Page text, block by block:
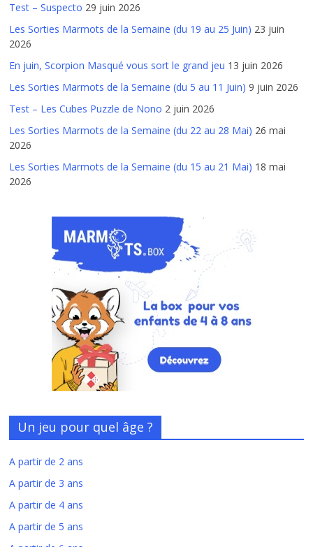
Test – Suspecto 29 juin 2026
Les Sorties Marmots de la Semaine (du 19 au 25 Juin) 23 juin
2026
En juin, Scorpion Masqué vous sort le grand jeu 13 juin 2026
Les Sorties Marmots de la Semaine (du 5 au 11 Juin) 9 juin 2026
Test – Les Cubes Puzzle de Nono 2 juin 2026
Les Sorties Marmots de la Semaine (du 22 au 28 Mai) 26 mai
2026
Les Sorties Marmots de la Semaine (du 15 au 21 Mai) 18 mai
2026
Un jeu pour quel âge ?
A partir de 2 ans
A partir de 3 ans
A partir de 4 ans
A partir de 5 ans